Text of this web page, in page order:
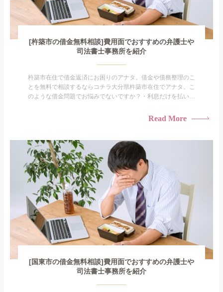
[杵築市の借金無料相談]費用面でおすすめの弁護士や
司法書士事務所を紹介
杵築市在住で借金返済にお困りのアナタ。借金や債務整理のこ
とを無料で相談するならコチラ大分県杵築市在住でアナタ。こ
のような借金問題でお悩みでないですか？・利息だけを払い続
られたくない・借金の催促、取り立てで憂鬱になる。・闇金に
がありま...
Read More
[国東市の借金無料相談]費用面でおすすめの弁護士や
司法書士事務所を紹介